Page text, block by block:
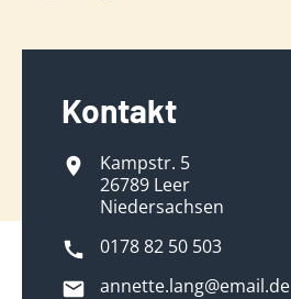
Kontakt
Kampstr. 5
26789 Leer
Niedersachsen
0178 82 50 503
annette.lang@email.de